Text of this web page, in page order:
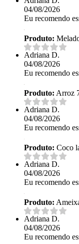
04/08/2026
Eu recomendo
Produto:
Adriana D.
04/08/2026
Eu recomendo
Produto: Arroz
Adriana D.
04/08/2026
Eu recomendo
Produto: Coco
Adriana D.
04/08/2026
Eu recomendo
Produto:
Adriana D.
04/08/2026
Eu recomendo